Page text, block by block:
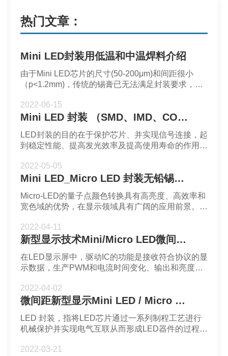
热门文章：
Mini LED封装用低温和中温焊料介绍
由于Mini LED芯片的尺寸(50-200μm)和间距很小
（p<1.2mm)，传统的锡膏已无法满足封装要求，焊
屈一指的超微制粉技术，可制造6号-10号粉。其中主
力产品——8号粉中低温超微系列锡膏是采用液相成
接的要求。
2022-06-15
Mini LED 封装 （SMD、IMD、COB、正装、倒装）
LED封装的目的在于保护芯片、并实现信号连接，起
到稳定性能、提高发光效率及提高使用寿命的作用。
割、分BIN和包装等阶段。LED封装按照不同的封装
路线可分为SMD、IMD和COB三类，按芯片正反方
2022-05-05
Mini LED_Micro LED 封装无铅锡膏焊料深圳福英达分享：基于Micro-LED照明的量子点颜色转换特性
Micro-LED的量子点颜色转换具有高亮度、高效率和
宽色域的优势，在显示领域具有广阔的应用前景。建
型，对量子点颜色转换的出射光谱、发光效率、发光
角度等光学特性进行了研究。Mini LED_Micro LED
照明的量子点颜色转换特性
2022-04-11
新型显示技术Mini/Micro LED微间距封装无铅超微锡膏焊料深圳福英达分享：微间距LED驱动IC发展趋势
在LED显示屏中，驱动IC的功能是接收符合协议的显
示数据，生产PWM和电流时间变化、输出和亮度灰
小。驱动IC的功耗占比增大，因此，进入微间距时
代，节能是驱动IC需要关注的问题。新型显示技术
英达分享：微间距LED驱动IC发展趋势
2022-04-02
微间距新型显示Mini LED / Micro LED 封装8号粉锡膏焊料深圳福英达-微间距mLED新型显示屏封装锡膏焊料的选用
LED 封装，指将LED芯片通过一系列制程工艺进行
机械保护并实现电气互联从而形成LED器件的过程。
三种：SMD 、IMD 以及 COB。微间距新型显示Mini
2022-03-21